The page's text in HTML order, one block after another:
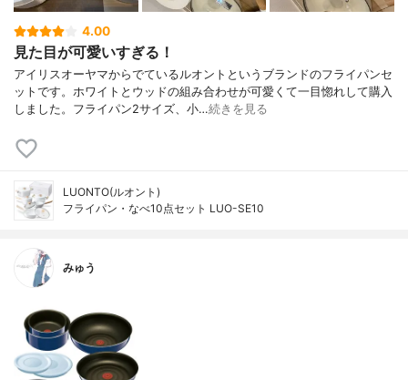
4.00
見た目が可愛いすぎる！
アイリスオーヤマからでているルオントというブランドのフライパンセ
ットです。ホワイトとウッドの組み合わせが可愛くて一目惚れして購入
しました。フライパン2サイズ、小…続きを見る
LUONTO(ルオント)
フライパン・なべ10点セット LUO-SE10
みゅう